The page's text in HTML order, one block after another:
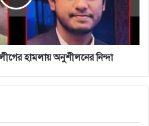
হামলায় অনুশীলনের নিন্দা